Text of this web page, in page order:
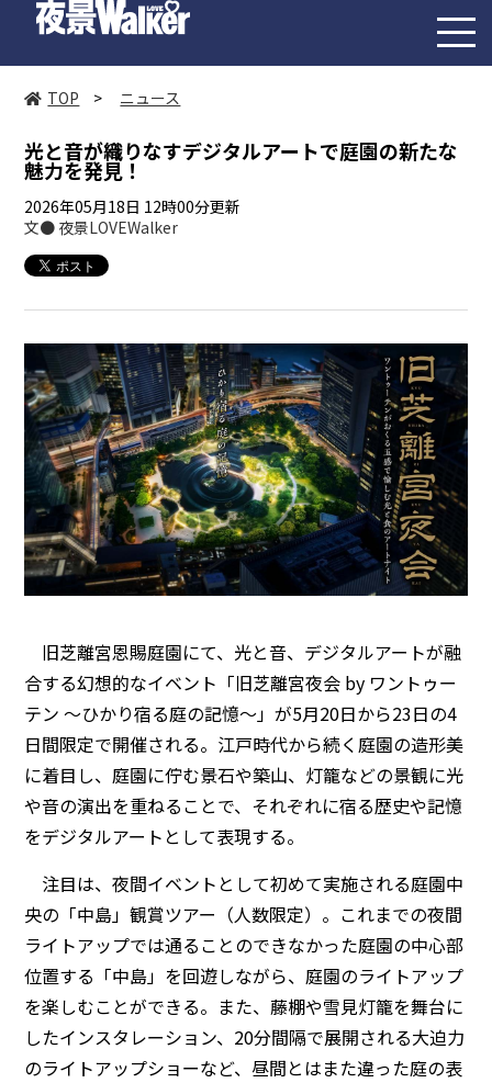
TOP > ニュース
光と音が織りなすデジタルアートで庭園の新たな
魅力を発見！
2026年05月18日 12時00分更新
文● 夜景LOVEWalker
旧芝離宮恩賜庭園にて、光と音、デジタルアートが融
合する幻想的なイベント「旧芝離宮夜会 by ワントゥー
テン 〜ひかり宿る庭の記憶〜」が5月20日から23日の4
日間限定で開催される。江戸時代から続く庭園の造形美
に着目し、庭園に佇む景石や築山、灯籠などの景観に光
や音の演出を重ねることで、それぞれに宿る歴史や記憶
をデジタルアートとして表現する。
注目は、夜間イベントとして初めて実施される庭園中
央の「中島」観賞ツアー（人数限定）。これまでの夜間
ライトアップでは通ることのできなかった庭園の中心部
位置する「中島」を回遊しながら、庭園のライトアップ
を楽しむことができる。また、藤棚や雪見灯籠を舞台に
したインスタレーション、20分間隔で展開される大迫力
のライトアップショーなど、昼間とはまた違った庭の表